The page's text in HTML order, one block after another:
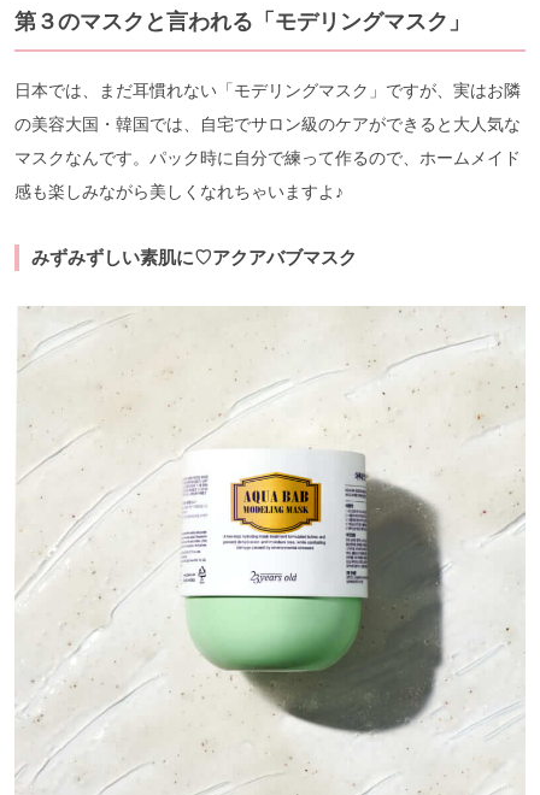
第３のマスクと言われる「モデリングマスク」
日本では、まだ耳慣れない「モデリングマスク」ですが、実はお隣
の美容大国・韓国では、自宅でサロン級のケアができると大人気な
マスクなんです。パック時に自分で練って作るので、ホームメイド
感も楽しみながら美しくなれちゃいますよ♪
みずみずしい素肌に♡アクアバブマスク